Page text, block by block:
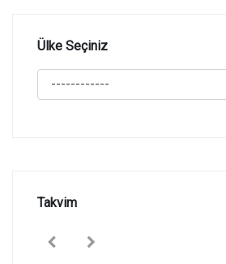
Ülke Seçiniz
Takvim